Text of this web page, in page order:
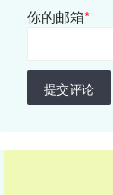
你的邮箱*
提交评论